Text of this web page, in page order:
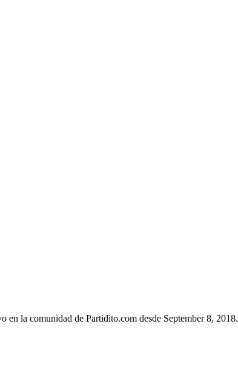
la comunidad de Partidito.com desde September 8, 2018.